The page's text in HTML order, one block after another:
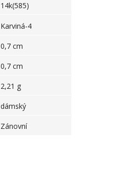
14k(585)
Karviná-4
0,7 cm
0,7 cm
2,21 g
dámský
Zánovní